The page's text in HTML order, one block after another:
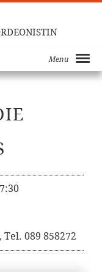
Menu
089 858272